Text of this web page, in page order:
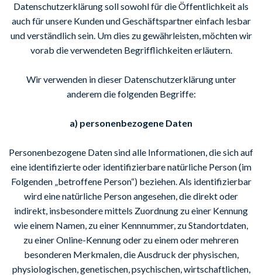
Datenschutzerklärung soll sowohl für die Öffentlichkeit als
auch für unsere Kunden und Geschäftspartner einfach lesbar
und verständlich sein. Um dies zu gewährleisten, möchten wir
vorab die verwendeten Begrifflichkeiten erläutern.
Wir verwenden in dieser Datenschutzerklärung unter
anderem die folgenden Begriffe:
a) personenbezogene Daten
Personenbezogene Daten sind alle Informationen, die sich auf
eine identifizierte oder identifizierbare natürliche Person (im
Folgenden „betroffene Person“) beziehen. Als identifizierbar
wird eine natürliche Person angesehen, die direkt oder
indirekt, insbesondere mittels Zuordnung zu einer Kennung
wie einem Namen, zu einer Kennnummer, zu Standortdaten,
zu einer Online-Kennung oder zu einem oder mehreren
besonderen Merkmalen, die Ausdruck der physischen,
physiologischen, genetischen, psychischen, wirtschaftlichen,